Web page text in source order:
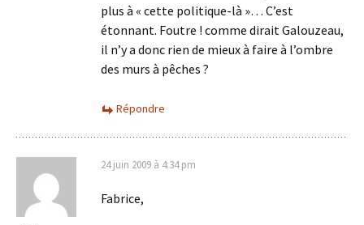
plus à « cette politique-là »… C’est
étonnant. Foutre ! comme dirait Galouzeau,
il n’y a donc rien de mieux à faire à l’ombre
des murs à pêches ?
Répondre
24 juin 2009 à 4:34 pm
Fabrice,